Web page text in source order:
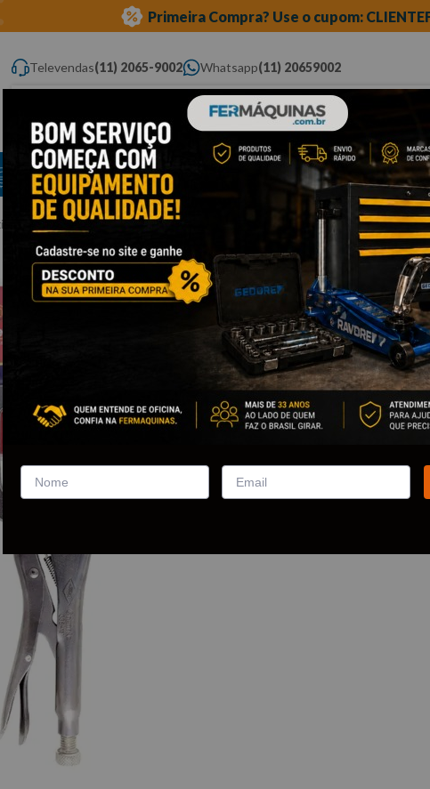
Primeira Compra? Use o cupom:
Televendas(11) 2065-9002 Whatsapp(11) 20659002
Digite aqui o que você procura...
Ferramentas Elétricas
e Máquinas
Ferramentas
Ferramentas
Automotivas
especiais carroceria e funilaria alicate para solda